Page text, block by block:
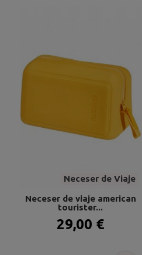
Neceser de Viaje
Neceser de viaje american
tourister...
29,00 €